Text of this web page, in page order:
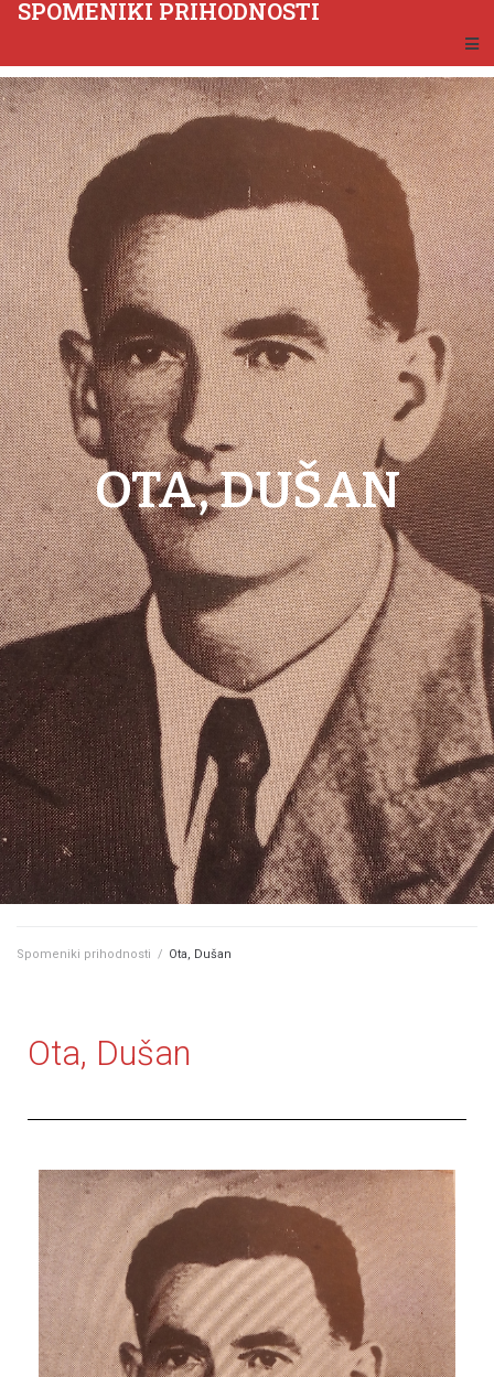
SPOMENIKI PRIHODNOSTI
OTA, DUŠAN
Spomeniki prihodnosti / Ota, Dušan
Ota, Dušan